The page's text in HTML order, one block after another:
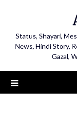
Status, Shayari,
News, Hindi Story,
Gazal,